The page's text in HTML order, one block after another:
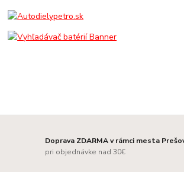
Doprava ZDARMA v rámci mesta
pri objednávke nad 30€